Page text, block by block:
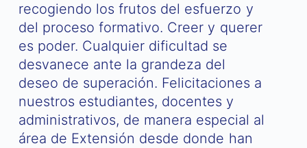
recogiendo los frutos del esfuerzo y
del proceso formativo. Creer y querer
es poder. Cualquier dificultad se
desvanece ante la grandeza del
deseo de superación. Felicitaciones a
nuestros estudiantes, docentes y
administrativos, de manera especial al
área de Extensión desde donde han